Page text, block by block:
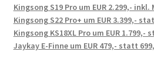
Kingsong S19 Pro um EUR 2.299,- inkl.
Kingsong S22 Pro+ um EUR 3.399,-
Kingsong KS18XL Pro um EUR 1.799,-
Jaykay E-Finne um EUR 479,- statt